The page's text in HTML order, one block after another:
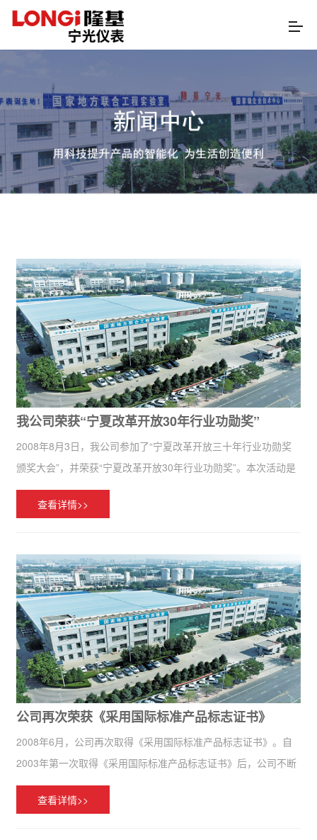
我公司荣获“宁夏改革开放30年行业功勋奖”
2008年8月3日，我公司参加了“宁夏改革开放三十年行业功勋奖
颁奖大会”，并荣获“宁夏改革开放30年行业功勋奖”。本次活动是
在自治区成立50周年，改革开放30年之际，由自治区发改委、自
治区纪委、自治区质监局、自治区工商联和宁夏日报报业集团
查看详情>>
公司再次荣获《采用国际标准产品标志证书》
2008年6月，公司再次取得《采用国际标准产品标志证书》。自
2003年第一次取得《采用国际标准产品标志证书》后，公司不断
加强产品质量控制、优化流程、改革创新、提高标准、确保产品
符合国际化市场需求。证书的获得标志着我公司的产品质量已达
查看详情>>